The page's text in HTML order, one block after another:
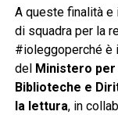
A queste finalità e
di squadra per la
#ioleggoperché è
del Ministero
Biblioteche e
la lettura, in